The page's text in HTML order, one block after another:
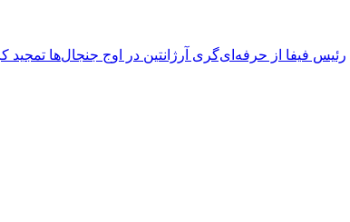
رئیس فیفا از حرفه‌ای‌گری آرژانتین در اوج جنجال‌ها تمجید